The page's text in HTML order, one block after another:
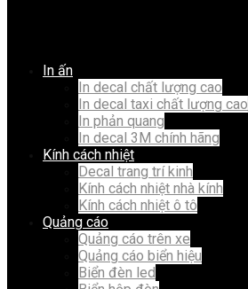
In ấn
In decal chất lượng cao
In decal taxi chất lượng cao
In phản quang
In decal 3M chính hãng
Kính cách nhiệt
Decal trang trí kinh
Kính cách nhiệt nhà kính
Kính cách nhiệt ô tô
Quảng cáo
Quảng cáo trên xe
Quảng cáo biển hiệu
Biển đèn led